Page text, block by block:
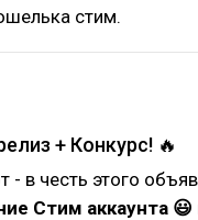
стим.
+ Конкурс! 🔥
- в честь этого
Стим аккаунта 😃